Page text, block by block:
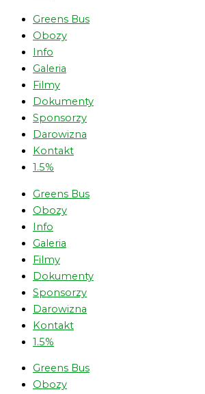
Greens Bus
Obozy
Info
Galeria
Filmy
Dokumenty
Sponsorzy
Darowizna
Kontakt
1.5%
Greens Bus
Obozy
Info
Galeria
Filmy
Dokumenty
Sponsorzy
Darowizna
Kontakt
1.5%
Greens Bus
Obozy